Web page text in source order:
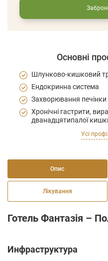
Опис
Лікування
Готель Фантазія –
Инфраструктура
Основні
Шлунково-кишковий
Ендокринна система
Захворювання
Хронічні гастрити,
дванадцятипалої
Усі